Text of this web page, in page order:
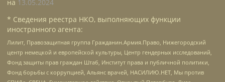
на 13.05.2024
* Сведения реестра НКО, выполняющих функции
иностранного агента:
Лилит, Правозащитная группа Гражданин.Армия.Право, Нижегородский
центр немецкой и европейской культуры, Центр гендерных исследований,
Фонд защиты прав граждан Штаб, Институт права и публичной политики,
Фонд борьбы с коррупцией, Альянс врачей, НАСИЛИЮ.НЕТ, Мы против